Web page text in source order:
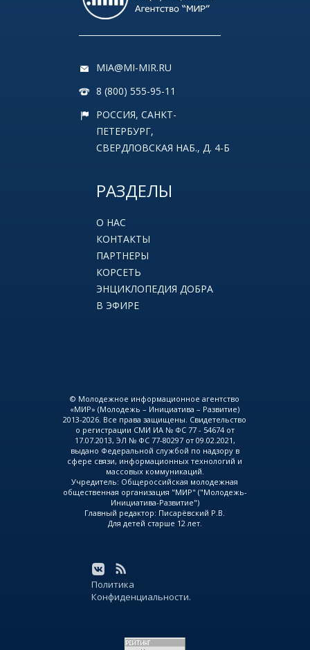
MIA@MI-MIR.RU
8 (800) 555-95-11
РОССИЯ, САНКТ-
ПЕТЕРБУРГ,
СВЕРДЛОВСКАЯ НАБ., Д. 4-Б
РАЗДЕЛЫ
О НАС
КОНТАКТЫ
ПАРТНЕРЫ
КОРСЕТЬ
ЭНЦИКЛОПЕДИЯ ДОБРА
В ЭФИРЕ
© Молодежное информационное агентство
«МИР» (Молодежь – Инициатива – Развитие)
2013-2026. Все права защищены. Свидетельство
о регистрации СМИ ИА № ФС 77 - 54674 от
17.07.2013, ЭЛ № ФС 77-80297 от 09.02.2021,
выдано Федеральной службой по надзору в
сфере связи, информационных технологий и
массовых коммуникаций.
Учредитель: Общероссийская молодежная
общественная организация "МИР" ("Молодежь-
Инициатива-Развитие")
Главный редактор: Писарёвский Р.В.
Для детей старше 12 лет.
Политика
Конфиденциальности.